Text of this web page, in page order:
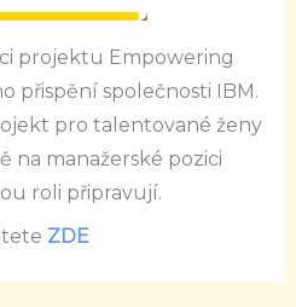
projektu Empowering
přispění společnosti IBM.
pro talentované ženy
na manažerské pozici
roli připravují.
ZDE